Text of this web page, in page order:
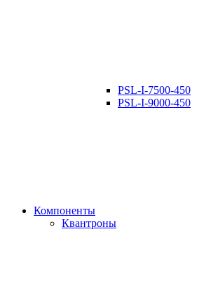
PSL-I-7500-450
PSL-I-9000-450
Компоненты
Квантроны